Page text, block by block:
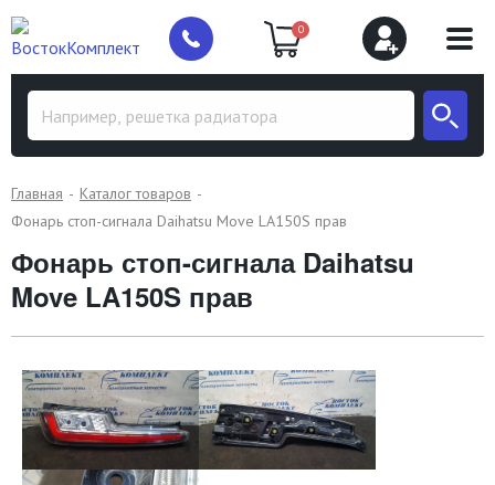
0
Главная
Каталог товаров
Фонарь стоп-сигнала Daihatsu Move LA150S прав
Фонарь стоп-сигнала Daihatsu
Move LA150S прав